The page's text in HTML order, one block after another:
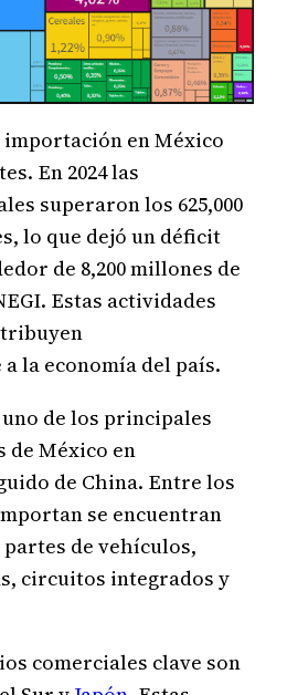
importación en México
En 2024 las
superaron los 625,000
lo que dejó un déficit
de 8,200 millones de
Estas actividades
la economía del país.
de los principales
de México en
de China. Entre los
se encuentran
de vehículos,
circuitos integrados y
comerciales clave son